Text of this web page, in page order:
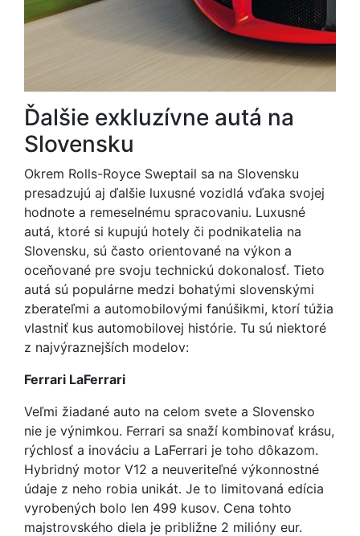
Ďalšie exkluzívne autá na
Slovensku
Okrem Rolls-Royce Sweptail sa na Slovensku
presadzujú aj ďalšie luxusné vozidlá vďaka svojej
hodnote a remeselnému spracovaniu. Luxusné
autá, ktoré si kupujú hotely či podnikatelia na
Slovensku, sú často orientované na výkon a
oceňované pre svoju technickú dokonalosť. Tieto
autá sú populárne medzi bohatými slovenskými
zberateľmi a automobilovými fanúšikmi, ktorí túžia
vlastniť kus automobilovej histórie. Tu sú niektoré
z najvýraznejších modelov:
Ferrari LaFerrari
Veľmi žiadané auto na celom svete a Slovensko
nie je výnimkou. Ferrari sa snaží kombinovať krásu,
rýchlosť a inováciu a LaFerrari je toho dôkazom.
Hybridný motor V12 a neuveriteľné výkonnostné
údaje z neho robia unikát. Je to limitovaná edícia
vyrobených bolo len 499 kusov. Cena tohto
majstrovského diela je približne 2 milióny eur.